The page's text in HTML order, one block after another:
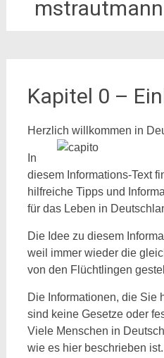
Kapitel 0 –
Herzlich willkommen in
In
diesem Informations-Text
hilfreiche Tipps und
für das Leben in
Die Idee zu diesem
weil immer wieder die
von den Flüchtlingen
Die Informationen, die Sie
sind keine Gesetze oder
Viele Menschen in
wie es hier beschrieben ist.